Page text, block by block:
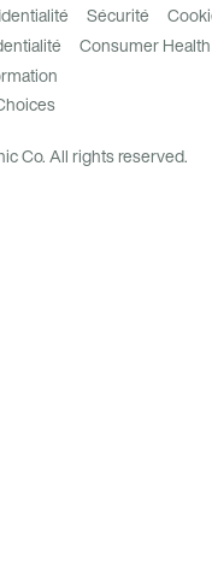
Sécurité
Consumer
Co. All rights reserved.